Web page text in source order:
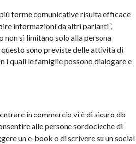
forme comunicative risulta efficace
informazioni da altri parlanti”,
non si limitano solo alla persona
sono previste delle attività di
i quali le famiglie possono dialogare e
in commercio vi è di sicuro db
alle persone sordocieche di
un e-book o di scrivere su un social